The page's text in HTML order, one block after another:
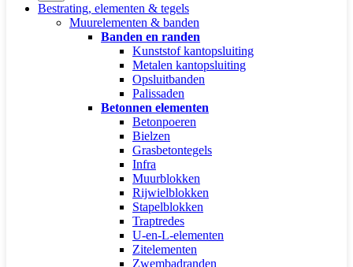
Bestrating, elementen & tegels
Muurelementen & banden
Banden en randen
Kunststof kantopsluiting
Metalen kantopsluiting
Opsluitbanden
Palissaden
Betonnen elementen
Betonpoeren
Bielzen
Grasbetontegels
Infra
Muurblokken
Rijwielblokken
Stapelblokken
Traptredes
U-en-L-elementen
Zitelementen
Zwembadranden